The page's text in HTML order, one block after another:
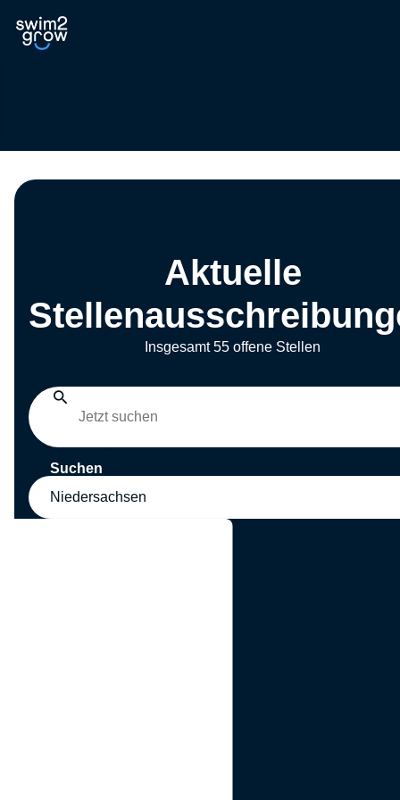
Aktuelle
Insgesamt 55 offene Stellen
Suchen
Niedersachsen